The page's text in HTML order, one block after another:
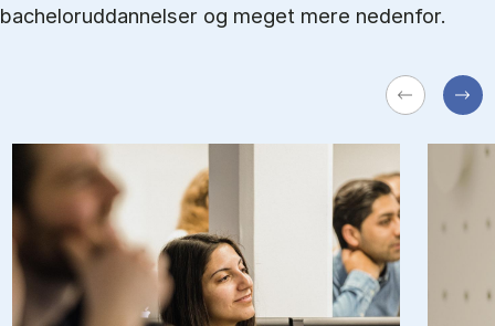
bacheloruddannelser og meget mere nedenfor.